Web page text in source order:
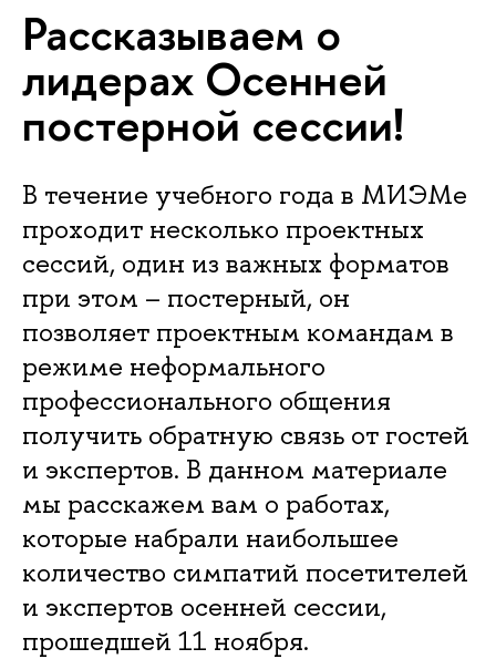
Рассказываем о
лидерах Осенней
постерной сессии!
В течение учебного года в МИЭМе
проходит несколько проектных
сессий, один из важных форматов
при этом – постерный, он
позволяет проектным командам в
режиме неформального
профессионального общения
получить обратную связь от гостей
и экспертов. В данном материале
мы расскажем вам о работах,
которые набрали наибольшее
количество симпатий посетителей
и экспертов осенней сессии,
прошедшей 11 ноября.